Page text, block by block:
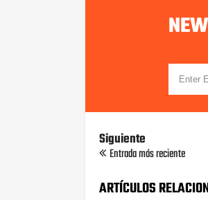
Siguiente
Entrada más reciente
ARTÍCULOS